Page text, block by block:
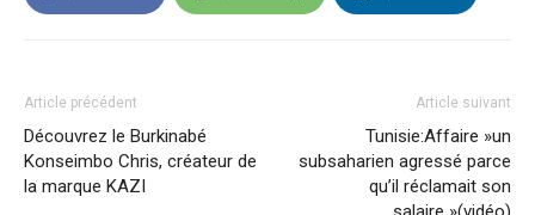
Article précédent
Découvrez le Burkinabé
Konseimbo Chris, créateur de
la marque KAZI
Article suivant
Tunisie:Affaire »un
subsaharien agressé parce
qu’il réclamait son